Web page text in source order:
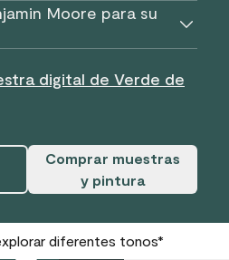
Moore para su
digital de Verde de
Comprar muestras
y pintura
diferentes tonos*